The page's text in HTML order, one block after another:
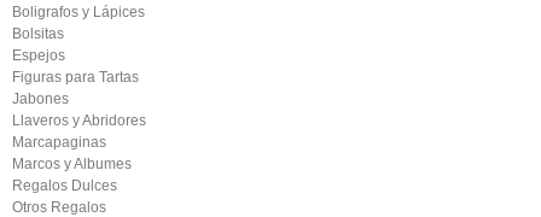
Boligrafos y Lápices
Bolsitas
Espejos
Figuras para Tartas
Jabones
Llaveros y Abridores
Marcapaginas
Marcos y Albumes
Regalos Dulces
Otros Regalos